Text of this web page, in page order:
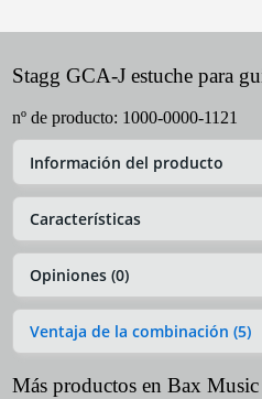
Stagg GCA-J estuche para
nº de producto: 1000-0000-1121
Información del producto
Características
Opiniones (0)
Ventaja de la combinación (5)
Más productos en Bax Music